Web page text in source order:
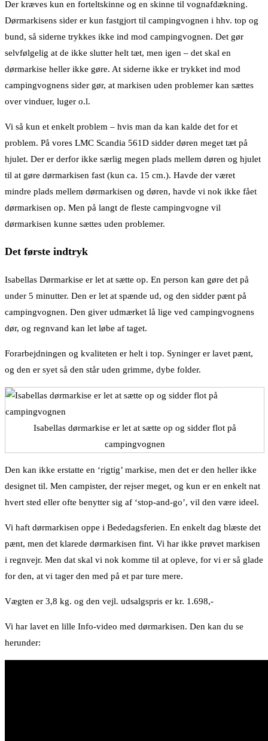
Der kræves kun en forteltskinne og en skinne til vognafdækning.
Dørmarkisens sider er kun fastgjort til campingvognen i hhv. top og
bund, så siderne trykkes ikke ind mod campingvognen. Det gør
selvfølgelig at de ikke slutter helt tæt, men igen – det skal en
dørmarkise heller ikke gøre. At siderne ikke er trykket ind mod
campingvognens sider gør, at markisen uden problemer kan sættes
over vinduer, luger o.l.
Vi så kun et enkelt problem – hvis man da kan kalde det for et
problem. På vores LMC Scandia 561D sidder døren meget tæt på
hjulet. Der er derfor ikke særlig megen plads mellem døren og hjulet
til at gøre dørmarkisen fast (kun ca. 15 cm.). Havde der været
mindre plads mellem dørmarkisen og døren, havde vi nok ikke fået
dørmarkisen op. Men på langt de fleste campingvogne vil
dørmarkisen kunne sættes uden problemer.
Det første indtryk
Isabellas Dørmarkise er let at sætte op. En person kan gøre det på
under 5 minutter. Den er let at spænde ud, og den sidder pænt på
campingvognen. Den giver udmærket lå lige ved campingvognens
dør, og regnvand kan let løbe af taget.
Forarbejdningen og kvaliteten er helt i top. Syninger er lavet pænt,
og den er syet så den står uden grimme, dybe folder.
Isabellas dørmarkise er let at sætte op og sidder flot på
campingvognen
Den kan ikke erstatte en ‘rigtig’ markise, men det er den heller ikke
designet til. Men campister, der rejser meget, og kun er en enkelt nat
hvert sted eller ofte benytter sig af ‘stop-and-go’, vil den være ideel.
Vi haft dørmarkisen oppe i Bededagsferien. En enkelt dag blæste det
pænt, men det klarede dørmarkisen fint. Vi har ikke prøvet markisen
i regnvejr. Men dat skal vi nok komme til at opleve, for vi er så glade
for den, at vi tager den med på et par ture mere.
Vægten er 3,8 kg. og den vejl. udsalgspris er kr. 1.698,-
Vi har lavet en lille Info-video med dørmarkisen. Den kan du se
herunder: